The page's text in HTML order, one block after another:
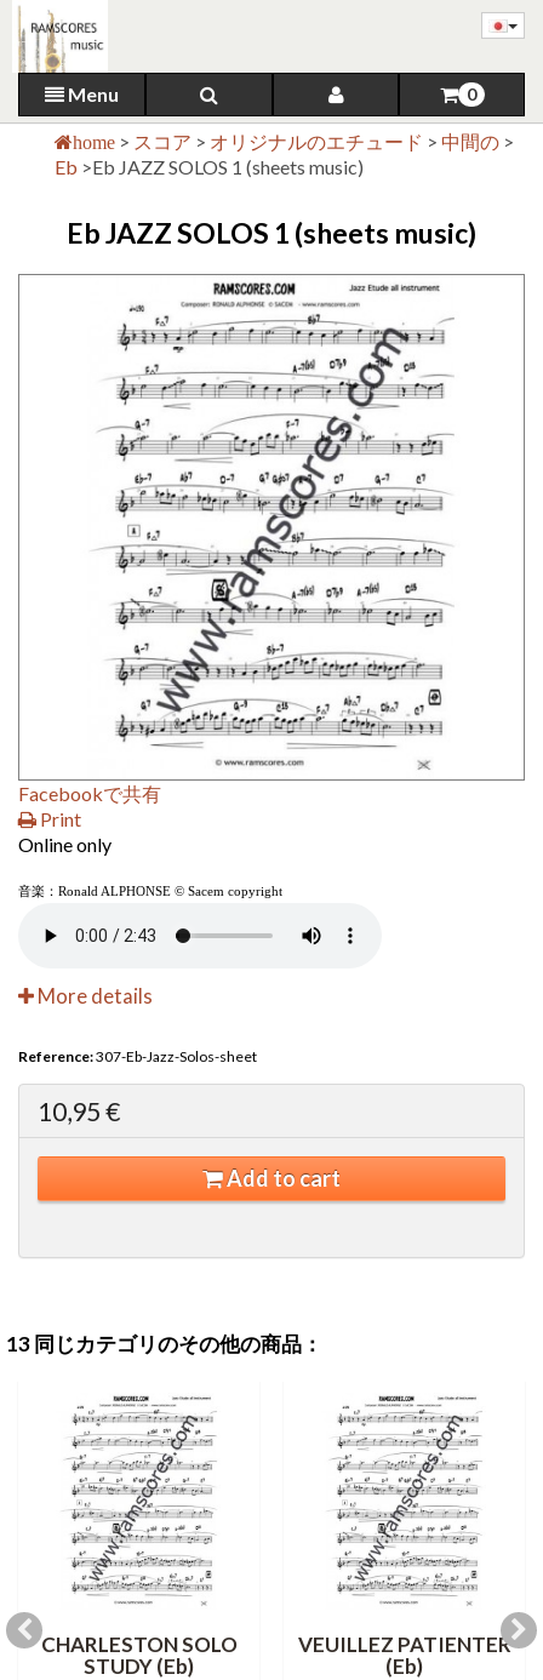
Menu 0
home > スコア > オリジナルのエチュード > 中間の >
Eb >Eb JAZZ SOLOS 1 (sheets music)
Eb JAZZ SOLOS 1 (sheets music)
Facebookで共有
Print
Online only
音楽：Ronald ALPHONSE © Sacem copyright
More details
Reference:307-Eb-Jazz-Solos-sheet
10,95 €
Add to cart
13 同じカテゴリのその他の商品：
CHARLESTON SOLO
STUDY (Eb)
VEUILLEZ PATIENTER
(Eb)